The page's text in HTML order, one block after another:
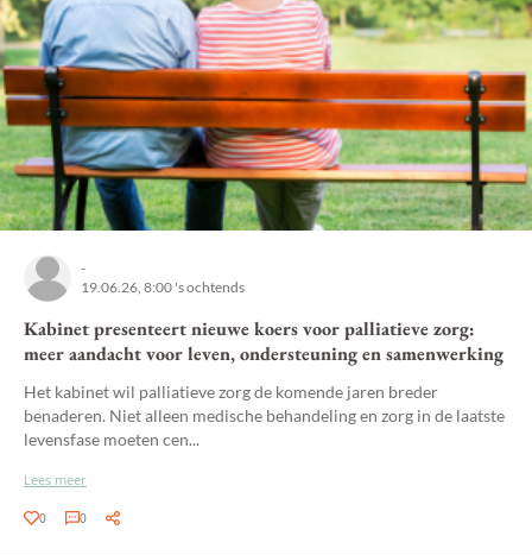
-
19.06.26, 8:00 's ochtends
Kabinet presenteert nieuwe koers voor palliatieve zorg:
meer aandacht voor leven, ondersteuning en samenwerking
Het kabinet wil palliatieve zorg de komende jaren breder
benaderen. Niet alleen medische behandeling en zorg in de laatste
levensfase moeten cen...
Lees meer
0 0